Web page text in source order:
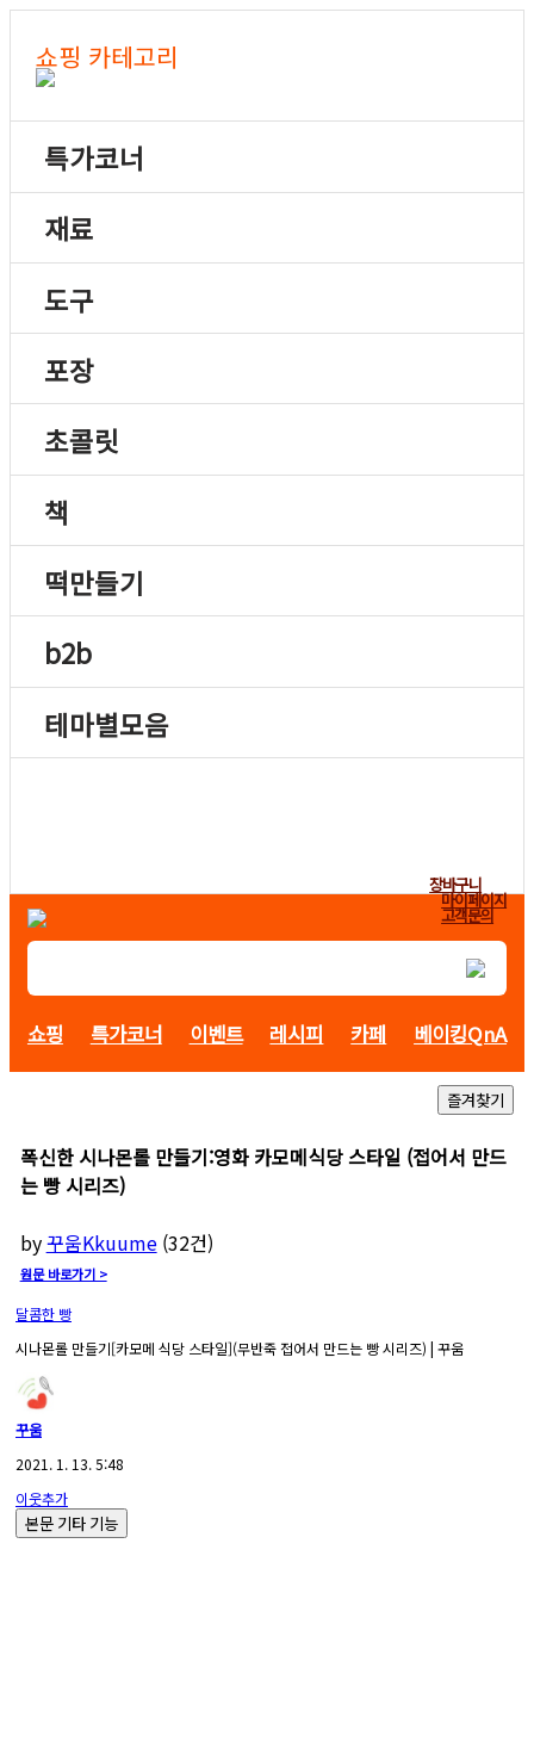
쇼핑 카테고리
특가코너
재료
도구
포장
초콜릿
책
떡만들기
b2b
테마별모음
장바구니
마이페이지
고객문의
쇼핑 특가코너 이벤트 레시피 카페 베이킹QnA
폭신한 시나몬롤 만들기:영화 카모메식당 스타일 (접어서 만드
는 빵 시리즈)
by꾸움Kkuume (32건)
원문 바로가기 >
달콤한 빵
시나몬롤 만들기[카모메 식당 스타일](무반죽 접어서 만드는 빵 시리즈) | 꾸움
꾸움
2021. 1. 13. 5:48
이웃추가
본문 기타 기능